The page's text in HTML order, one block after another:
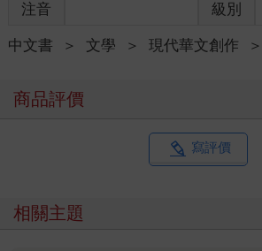
注音 級別
中文書 ＞ 文學 ＞ 現代華文創作 ＞
商品評價
寫評價
相關主題